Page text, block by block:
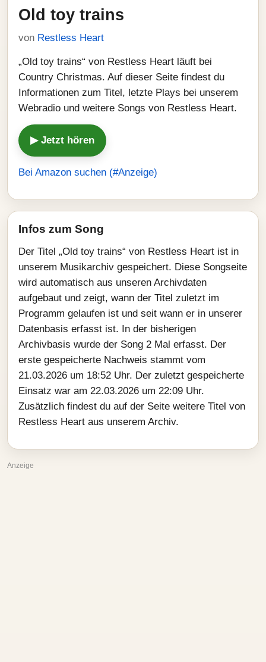
Old toy trains
von Restless Heart
„Old toy trains“ von Restless Heart läuft bei
Country Christmas. Auf dieser Seite findest du
Informationen zum Titel, letzte Plays bei unserem
Webradio und weitere Songs von Restless Heart.
▶ Jetzt hören
Bei Amazon suchen (#Anzeige)
Infos zum Song
Der Titel „Old toy trains“ von Restless Heart ist in
unserem Musikarchiv gespeichert. Diese Songseite
wird automatisch aus unseren Archivdaten
aufgebaut und zeigt, wann der Titel zuletzt im
Programm gelaufen ist und seit wann er in unserer
Datenbasis erfasst ist. In der bisherigen
Archivbasis wurde der Song 2 Mal erfasst. Der
erste gespeicherte Nachweis stammt vom
21.03.2026 um 18:52 Uhr. Der zuletzt gespeicherte
Einsatz war am 22.03.2026 um 22:09 Uhr.
Zusätzlich findest du auf der Seite weitere Titel von
Restless Heart aus unserem Archiv.
Anzeige